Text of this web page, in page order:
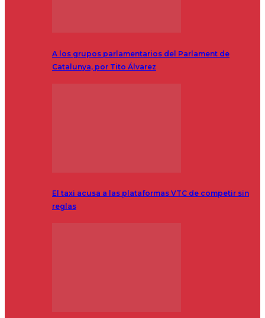
A los grupos parlamentarios del Parlament de
Catalunya, por Tito Álvarez
El taxi acusa a las plataformas VTC de competir sin
reglas